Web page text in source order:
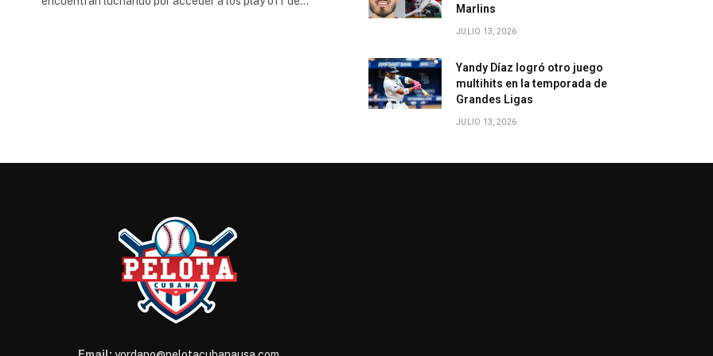
Marlins
JULIO 13, 2026
Yandy Díaz logró otro juego
multihits en la temporada de
Grandes Ligas
JULIO 13, 2026